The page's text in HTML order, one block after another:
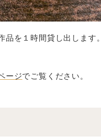
を１時間貸し出します。
ージでご覧ください。